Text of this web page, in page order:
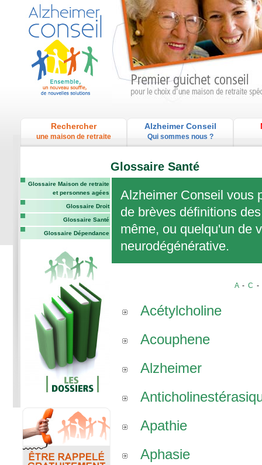
Rechercher
une maison de retraite
Alzheimer Conseil
Qui sommes nous ?
Glossaire Santé
Glossaire Maison de retraite
et personnes agées
Glossaire Droit
Glossaire Santé
Glossaire Dépendance
Alzheimer Conseil vous
de brèves définitions
même, ou quelqu'un de
neurodégénérative.
A- C -
Acétylcholine
Acouphene
Alzheimer
Apathie
Aphasie